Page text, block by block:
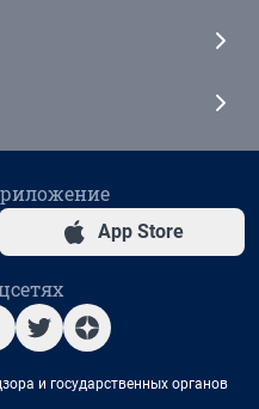
App Store
и государственных органов